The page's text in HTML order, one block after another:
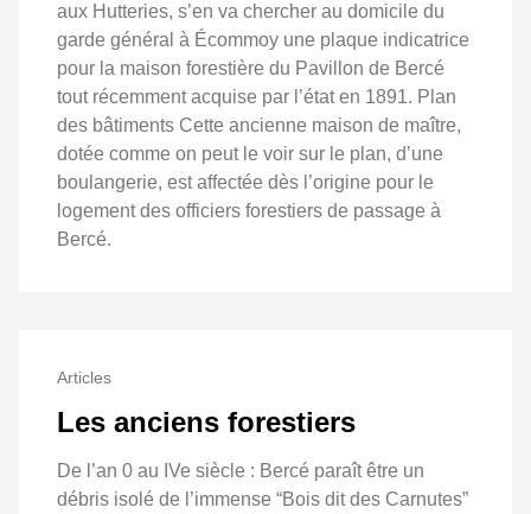
aux Hutteries, s’en va chercher au domicile du
garde général à Écommoy une plaque indicatrice
pour la maison forestière du Pavillon de Bercé
tout récemment acquise par l’état en 1891. Plan
des bâtiments Cette ancienne maison de maître,
dotée comme on peut le voir sur le plan, d’une
boulangerie, est affectée dès l’origine pour le
logement des officiers forestiers de passage à
Bercé.
Articles
Les anciens forestiers
De l’an 0 au IVe siècle : Bercé paraît être un
débris isolé de l’immense “Bois dit des Carnutes”